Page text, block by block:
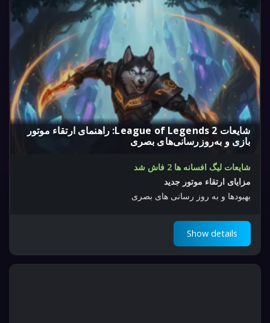
شایعات League of Legends 2: راهنمای ارتقاء موتور
بازی و به‌روزرسانی‌های بصری
شایعات لیگ افسانه ها 2 فاش شد
مزایای ارتقاء موتور جدید
بهبودها و به روز رسانی های بصری
Show details